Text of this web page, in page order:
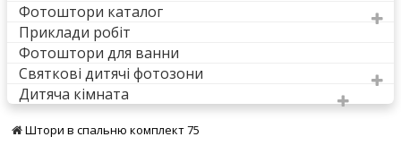
Фотоштори каталог
Приклади робіт
Фотоштори для ванни
Святкові дитячі фотозони
Дитяча кімната
Штори в спальню комплект 75